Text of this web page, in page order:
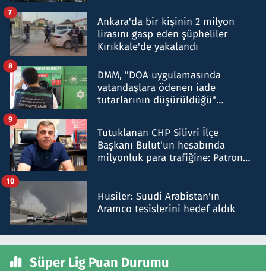
Ankara'da bir kişinin 2 milyon
lirasını gasp eden şüpheliler
Kırıkkale'de yakalandı
7
DMM, "DOA uygulamasında
vatandaşlara ödenen iade
tutarlarının düşürüldüğü"
8
Tutuklanan CHP Silivri İlçe
Başkanı Bulut'un hesabında
milyonluk para trafiğine: Patron
9
Husiler: Suudi Arabistan'ın
Aramco tesislerini hedef aldık
10
Süper Lig Puan Durumu